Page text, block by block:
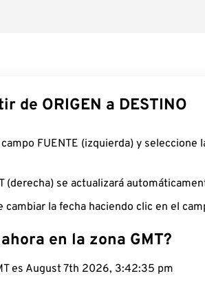
de ORIGEN a DESTINO
FUENTE (izquierda) y seleccione
(derecha) se actualizará
cambiar la fecha haciendo clic en el
en la zona GMT?
es August 7th 2026, 3:42:36 pm